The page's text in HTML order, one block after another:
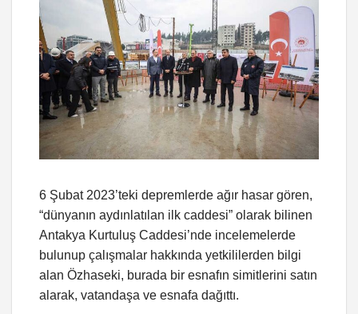
6 Şubat 2023’teki depremlerde ağır hasar gören,
“dünyanın aydınlatılan ilk caddesi” olarak bilinen
Antakya Kurtuluş Caddesi’nde incelemelerde
bulunup çalışmalar hakkında yetkililerden bilgi
alan Özhaseki, burada bir esnafın simitlerini satın
alarak, vatandaşa ve esnafa dağıttı.